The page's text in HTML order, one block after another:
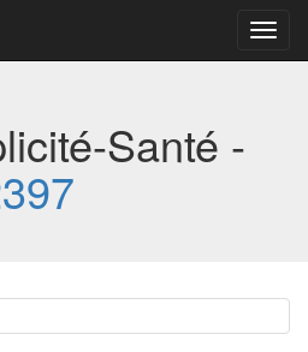
Santé -